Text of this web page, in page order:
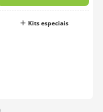
Kits especiais